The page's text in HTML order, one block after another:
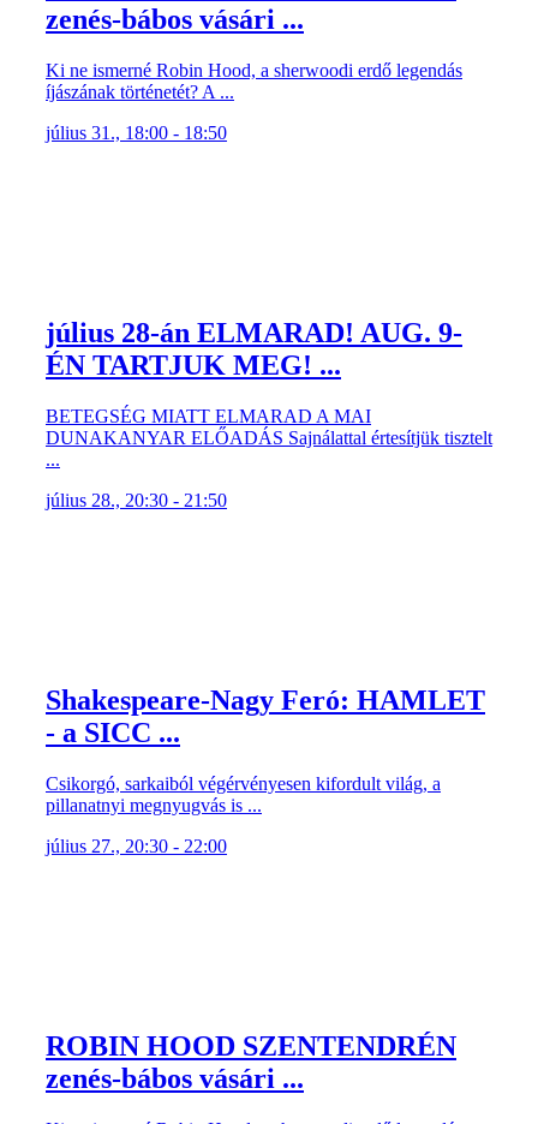
zenés-bábos vásári ...
Ki ne ismerné Robin Hood, a sherwoodi erdő legendás
íjászának történetét? A ...
július 31., 18:00 - 18:50
július 28-án ELMARAD! AUG. 9-
ÉN TARTJUK MEG! ...
BETEGSÉG MIATT ELMARAD A MAI
DUNAKANYAR ELŐADÁS Sajnálattal értesítjük tisztelt
...
július 28., 20:30 - 21:50
Shakespeare-Nagy Feró: HAMLET
- a SICC ...
Csikorgó, sarkaiból végérvényesen kifordult világ, a
pillanatnyi megnyugvás is ...
július 27., 20:30 - 22:00
ROBIN HOOD SZENTENDRÉN
zenés-bábos vásári ...